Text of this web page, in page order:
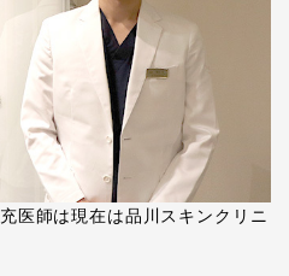
は品川スキンクリニ